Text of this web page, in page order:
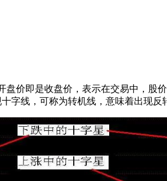
即是收盘价，表示在交易中，股
字线，可称为转机线，意味着出现反